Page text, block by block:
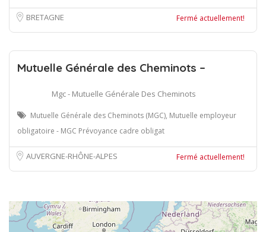
BRETAGNE Fermé actuellement!
Mutuelle Générale des Cheminots –
Mgc - Mutuelle Générale Des Cheminots
Mutuelle Générale des Cheminots (MGC), Mutuelle employeur
obligatoire - MGC Prévoyance cadre obligat
AUVERGNE-RHÔNE-ALPES Fermé actuellement!